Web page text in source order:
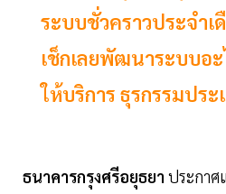
ระบบชั่วคราวประจำ
เช็กเลยพัฒนาระบบอะ
ให้บริการ ธุรกรรมประ
ธนาคารกรุงศรีอยุธยา ประกาศ